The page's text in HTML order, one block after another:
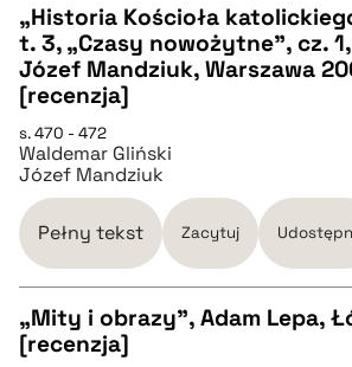
CZYSTY TEKST
pobierz cytat
BIBTEX
pobierz cytat
„Historia Kościoła
t. 3, „Czasy nowożytne”, cz.
Józef Mandziuk, Warszawa
[recenzja]
s. 470 - 472
Waldemar Gliński
Józef Mandziuk
Pełny tekst Zacytuj
„Mity i obrazy”, Adam Lepa,
[recenzja]